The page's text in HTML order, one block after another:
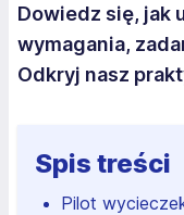
Dowiedz się, jak
wymagania,
Odkryj nasz
Spis treści
Pilot